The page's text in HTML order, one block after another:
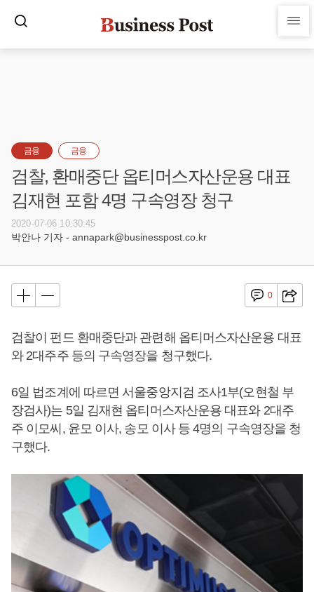
금융 금융
검찰, 환매중단 옵티머스자산운용 대표
김재현 포함 4명 구속영장 청구
2020-07-06 10:30:45
박안나 기자 - annapark@businesspost.co.kr
0
검찰이 펀드 환매중단과 관련해 옵티머스자산운용 대표
와 2대주주 등의 구속영장을 청구했다.
6일 법조계에 따르면 서울중앙지검 조사1부(오현철 부
장검사)는 5일 김재현 옵티머스자산운용 대표와 2대주
주 이모씨, 윤모 이사, 송모 이사 등 4명의 구속영장을 청
구했다.